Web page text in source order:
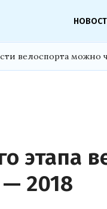
велоспорта можно
этапа
2018